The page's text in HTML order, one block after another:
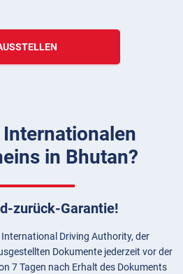
in Bhutan?
zurück-Garantie!
International Driving Authority, der
Dokumente jederzeit vor der
7 Tagen nach Erhalt des Dokuments